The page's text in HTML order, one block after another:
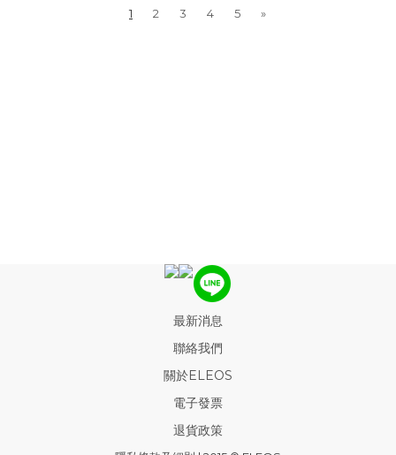
1 2 3 4 5 »
最新消息
聯絡我們
關於ELEOS
電子發票
退貨政策